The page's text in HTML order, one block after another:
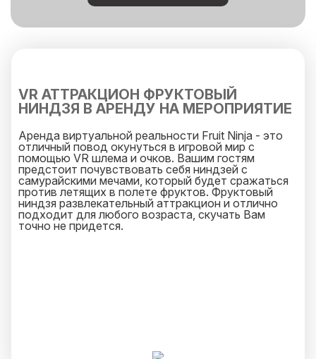
VR АТТРАКЦИОН ФРУКТОВЫЙ
НИНДЗЯ В АРЕНДУ НА МЕРОПРИЯТИЕ
Аренда виртуальной реальности Fruit Ninja - это
отличный повод окунуться в игровой мир с
помощью VR шлема и очков. Вашим гостям
предстоит почувствовать себя ниндзей с
самурайскими мечами, который будет сражаться
против летящих в полете фруктов. Фруктовый
ниндзя развлекательный аттракцион и отлично
подходит для любого возраста, скучать Вам
точно не придется.